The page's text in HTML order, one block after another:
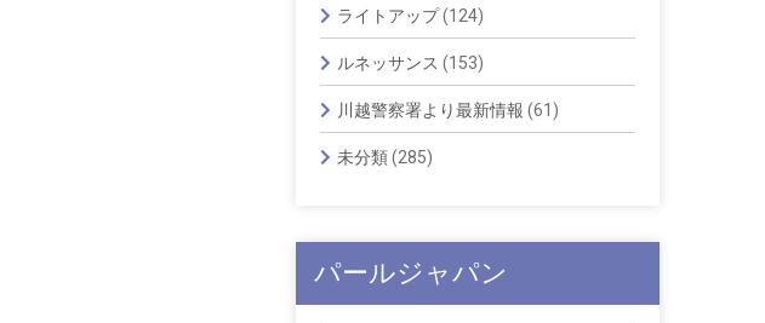
ライトアップ(124)
ルネッサンス (153)
川越警察署より最新情報 (61)
未分類(285)
パールジャパン